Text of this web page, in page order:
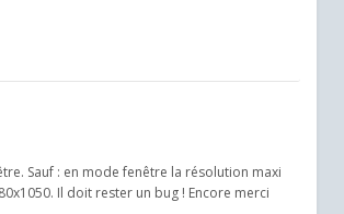
Sauf : en mode fenêtre la résolution maxi
Il doit rester un bug ! Encore merci